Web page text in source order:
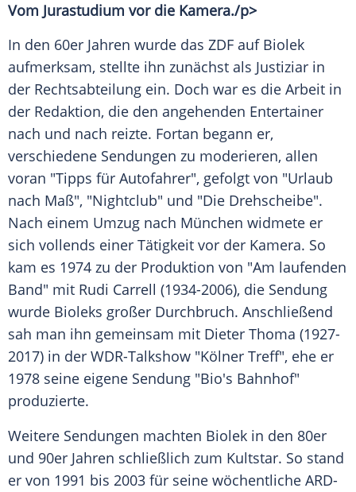
Vom Jurastudium vor die Kamera./p>
In den 60er Jahren wurde das ZDF auf Biolek
aufmerksam, stellte ihn zunächst als Justiziar in
der Rechtsabteilung ein. Doch war es die Arbeit in
der Redaktion, die den angehenden Entertainer
nach und nach reizte. Fortan begann er,
verschiedene Sendungen zu moderieren, allen
voran "Tipps für Autofahrer", gefolgt von "Urlaub
nach Maß", "Nightclub" und "Die Drehscheibe".
Nach einem Umzug nach München widmete er
sich vollends einer Tätigkeit vor der Kamera. So
kam es 1974 zu der Produktion von "Am laufenden
Band" mit Rudi Carrell (1934-2006), die Sendung
wurde Bioleks großer Durchbruch. Anschließend
sah man ihn gemeinsam mit Dieter Thoma (1927-
2017) in der WDR-Talkshow "Kölner Treff", ehe er
1978 seine eigene Sendung "Bio's Bahnhof"
produzierte.
Weitere Sendungen machten Biolek in den 80er
und 90er Jahren schließlich zum Kultstar. So stand
er von 1991 bis 2003 für seine wöchentliche ARD-